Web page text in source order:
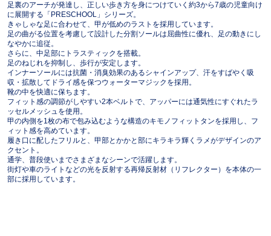
足裏のアーチが発達し、正しい歩き方を身につけていく約3から7歳の児童向け
に展開する「PRESCHOOL」シリーズ。
きゃしゃな足に合わせて、甲が低めのラストを採用しています。
足の曲がる位置を考慮して設計した分割ソールは屈曲性に優れ、足の動きにし
なやかに追従。
さらに、中足部にトラスティックを搭載。
足のねじれを抑制し、歩行が安定します。
インナーソールには抗菌・消臭効果のあるシャインアップ、汗をすばやく吸
収・拡散してドライ感を保つウォーターマジックを採用。
靴の中を快適に保ちます。
フィット感の調節がしやすい2本ベルトで、アッパーには通気性にすぐれたラ
ッセルメッシュを使用。
甲の内側を1枚の布で包み込むような構造のキモノフィットタンを採用し、フ
ィット感を高めています。
履き口に配したフリルと、甲部とかかと部にキラキラ輝くラメがデザインのア
クセント。
通学、普段使いまでさまざまなシーンで活躍します。
街灯や車のライトなどの光を反射する再帰反射材（リフレクター）を本体の一
部に採用しています。